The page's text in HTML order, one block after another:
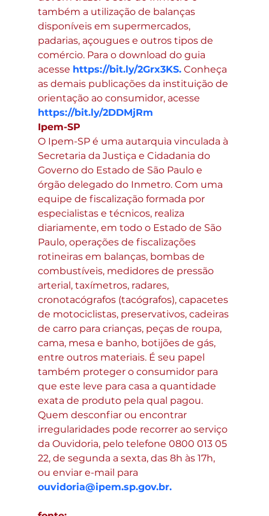
também a utilização de balanças
disponíveis em supermercados,
padarias, açougues e outros tipos de
comércio. Para o download do guia
acesse https://bit.ly/2Grx3KS. Conheça
as demais publicações da instituição de
orientação ao consumidor, acesse
https://bit.ly/2DDMjRm
Ipem-SP
O Ipem-SP é uma autarquia vinculada à
Secretaria da Justiça e Cidadania do
Governo do Estado de São Paulo e
órgão delegado do Inmetro. Com uma
equipe de fiscalização formada por
especialistas e técnicos, realiza
diariamente, em todo o Estado de São
Paulo, operações de fiscalizações
rotineiras em balanças, bombas de
combustíveis, medidores de pressão
arterial, taxímetros, radares,
cronotacógrafos (tacógrafos), capacetes
de motociclistas, preservativos, cadeiras
de carro para crianças, peças de roupa,
cama, mesa e banho, botijões de gás,
entre outros materiais. É seu papel
também proteger o consumidor para
que este leve para casa a quantidade
exata de produto pela qual pagou.
Quem desconfiar ou encontrar
irregularidades pode recorrer ao serviço
da Ouvidoria, pelo telefone 0800 013 05
22, de segunda a sexta, das 8h às 17h,
ou enviar e-mail para
ouvidoria@ipem.sp.gov.br.